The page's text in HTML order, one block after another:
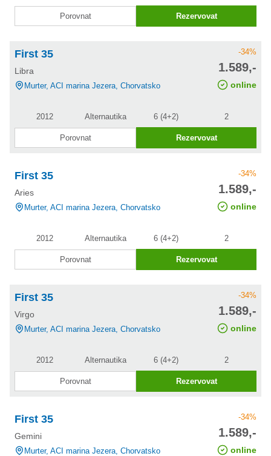
Porovnat Rezervovat
First 35
Libra
Murter, ACI marina Jezera, Chorvatsko
2012 Alternautika 6 (4+2) 2
cena po
slevě
-34%
1.589,-
online
Porovnat Rezervovat
First 35
Aries
Murter, ACI marina Jezera, Chorvatsko
2012 Alternautika 6 (4+2) 2
cena po
slevě
-34%
1.589,-
online
Porovnat Rezervovat
First 35
Virgo
Murter, ACI marina Jezera, Chorvatsko
2012 Alternautika 6 (4+2) 2
cena po
slevě
-34%
1.589,-
online
Porovnat Rezervovat
First 35
Gemini
Murter, ACI marina Jezera, Chorvatsko
cena po
slevě
-34%
1.589,-
online